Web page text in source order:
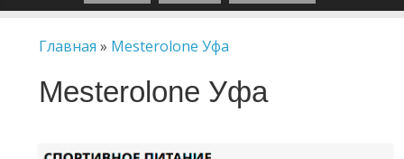
Главная » Mesterolone Уфа
Mesterolone Уфа